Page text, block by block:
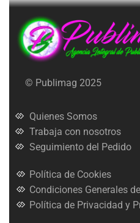
© Publimag 2025
Quienes Somos
Trabaja con nosotros
Seguimiento del Pedido
Política de Cookies
Condiciones Generales
Política de Privacidad y